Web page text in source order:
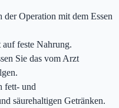
Operation mit dem Essen
feste Nahrung.
Sie das vom Arzt
fett- und
säurehaltigen Getränken.